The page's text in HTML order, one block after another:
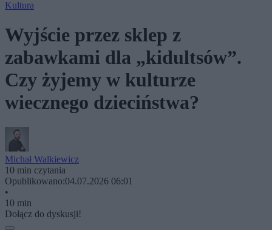
Kultura
Wyjście przez sklep z
zabawkami dla „kidultsów”.
Czy żyjemy w kulturze
wiecznego dzieciństwa?
Michał Walkiewicz
10 min czytania
Opublikowano:04.07.2026 06:01
•
10 min
Dołącz do dyskusji!